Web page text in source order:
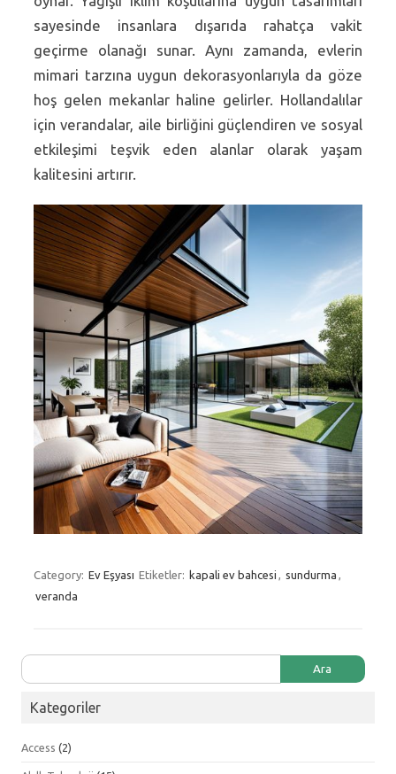
sayesinde insanlara dışarıda rahatça vakit
geçirme olanağı sunar. Aynı zamanda, evlerin
mimari tarzına uygun dekorasyonlarıyla da göze
hoş gelen mekanlar haline gelirler. Hollandalılar
için verandalar, aile birliğini güçlendiren ve sosyal
etkileşimi teşvik eden alanlar olarak yaşam
kalitesini artırır.
Category: Ev Eşyası Etiketler: kapali ev bahcesi , sundurma ,
veranda
Arama:
Kategoriler
Access (2)